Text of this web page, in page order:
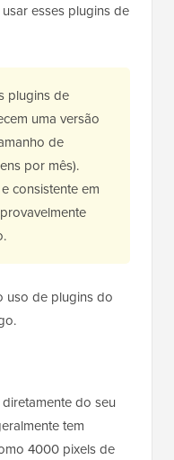
esses plugins de
plugins de
uma versão
de
por mês).
consistente em
uso de plugins do
do seu
tem
4000 pixels de